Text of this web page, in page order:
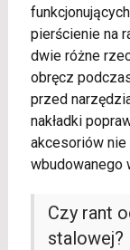
pierścienie na
dwie różne
obręcz
przed
nakładki
akcesoriów nie
wbudowanego
Czy rant
stalowej?